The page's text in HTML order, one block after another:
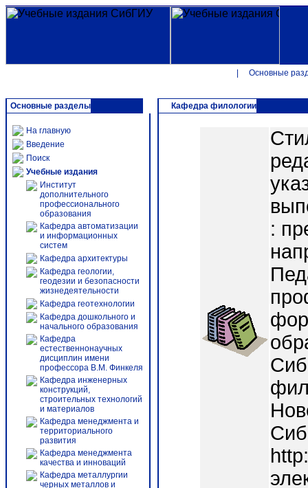
Основные
Основные разделы
На главную
Введение
Поиск
Учебные издания
Институт
дополнительного
профессионального
образования
Кафедра автоматизации
и информационных
систем
Кафедра архитектуры
Кафедра геологии,
геодезии и безопасности
жизнедеятельности
Кафедра геотехнологии
Кафедра дошкольного и
начального образования
Кафедра
естественнонаучных
дисциплин имени
профессора В.М. Финкеля
Кафедра инженерных
конструкций,
строительных технологий
и материалов
Кафедра менеджмента и
территориального
развития
Кафедра менеджмента
качества и инноваций
Кафедра металлургии
черных металлов и
Кафедра филологии
: